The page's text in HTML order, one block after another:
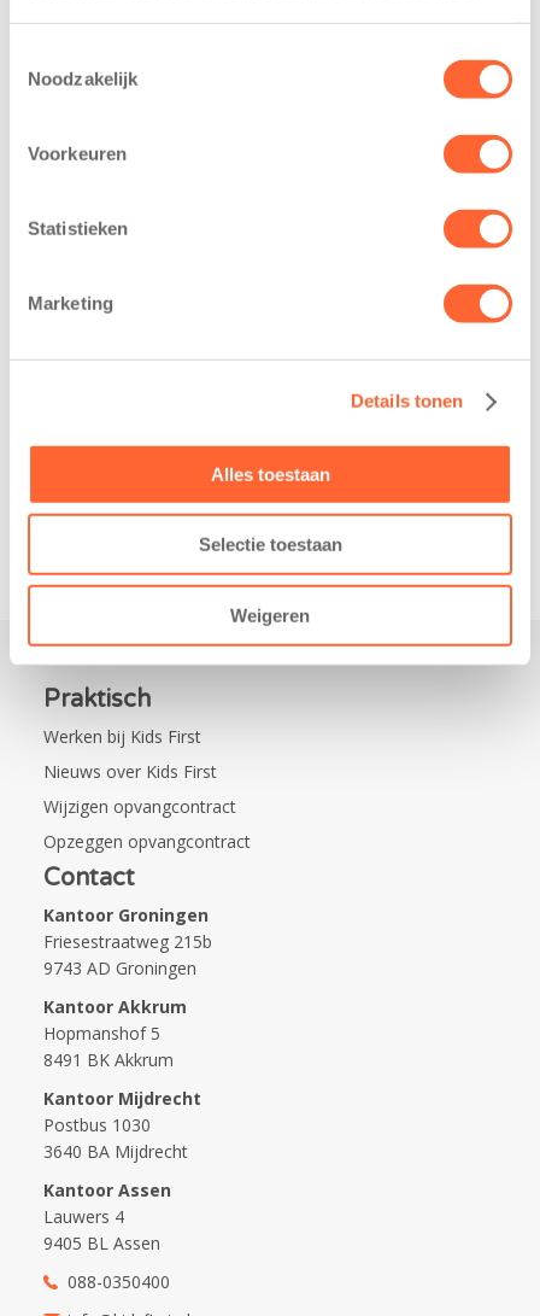
Noodzakelijk
Voorkeuren
Statistieken
Marketing
Details tonen
Alles toestaan
Selectie toestaan
Weigeren
voor Kids First
7 augustus 2026
2026 – Kinderen
Westerburcht in
voor de Kids First
kindcentrum in
belangrijke stap
kindcentrum in
Leeuwarden Zuid.
Na…
Praktisch
Werken bij Kids First
Nieuws over Kids First
Wijzigen opvangcontract
Opzeggen opvangcontract
Contact
Kantoor Groningen
Friesestraatweg 215b
9743 AD Groningen
Kantoor Akkrum
Hopmanshof 5
8491 BK Akkrum
Kantoor Mijdrecht
Postbus 1030
3640 BA Mijdrecht
Kantoor Assen
Lauwers 4
9405 BL Assen
088-0350400